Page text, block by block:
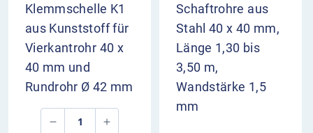
Klemmschelle K1
aus Kunststoff für
Vierkantrohr 40 x
40 mm und
Rundrohr Ø 42 mm
Schaftrohre aus
Stahl 40 x 40 mm,
Länge 1,30 bis
3,50 m,
Wandstärke 1,5
mm